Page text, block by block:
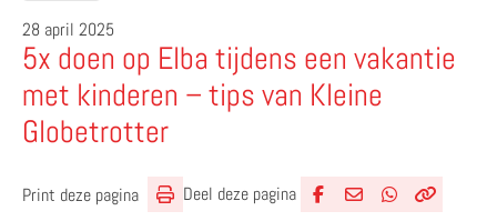
28 april 2025
5x doen op Elba tijdens een vakantie
met kinderen – tips van Kleine
Globetrotter
Print deze pagina Deel deze pagina